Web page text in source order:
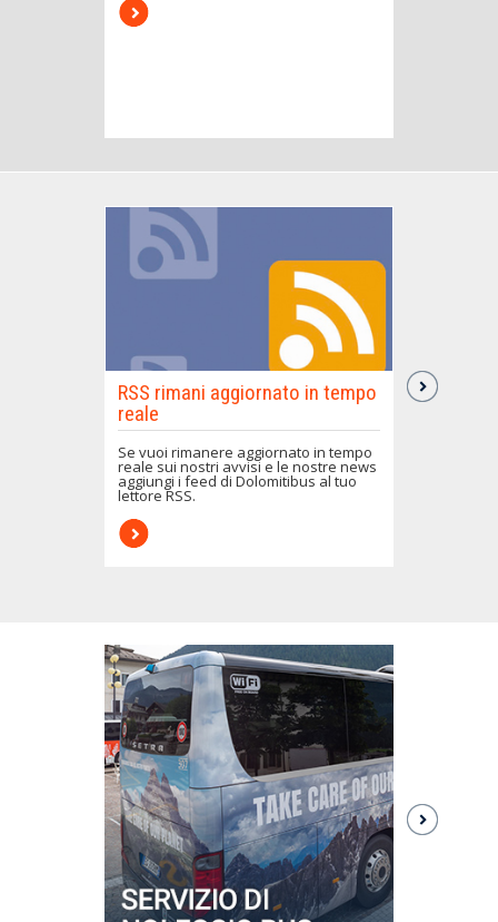
RSS rimani aggiornato in tempo
reale
Se vuoi rimanere aggiornato in tempo
reale sui nostri avvisi e le nostre news
aggiungi i feed di Dolomitibus al tuo
lettore RSS.
servizio.